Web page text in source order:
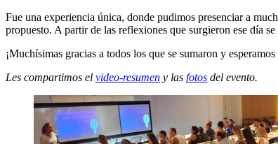
Fue una experiencia única, donde pudimos presenciar a
propuesto. A partir de las reflexiones que surgieron ese día
¡Muchísimas gracias a todos los que se sumaron y
Les compartimos el video-resumen y las fotos del evento.